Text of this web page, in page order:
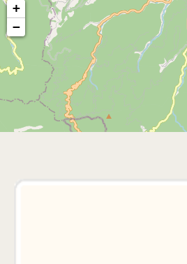
+
−